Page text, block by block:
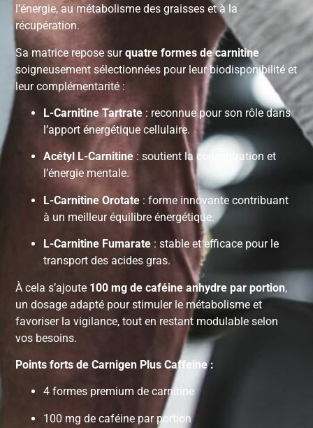
l’énergie, au métabolisme des graisses et à la
récupération.
Sa matrice repose surquatre formes de carnitine
soigneusement sélectionnées pour leur biodisponibilité et
leur complémentarité :
L-Carnitine Tartrate : reconnue pour son rôle dans
l’apport énergétique cellulaire.
Acétyl L-Carnitine : soutient la concentration et
l’énergie mentale.
L-Carnitine Orotate : forme innovante contribuant
à un meilleur équilibre énergétique.
L-Carnitine Fumarate : stable et efficace pour le
transport des acides gras.
À cela s’ajoute 100 mg de caféine anhydre par portion,
un dosage adapté pour stimuler le métabolisme et
favoriser la vigilance, tout en restant modulable selon
vos besoins.
Points forts de Carnigen Plus Caffeine :
4 formes premium de carnitine
100 mg de caféine par portion